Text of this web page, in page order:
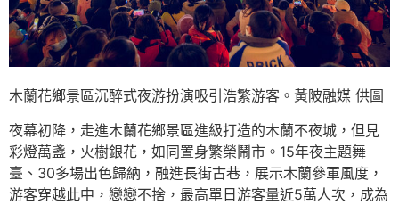
木蘭花鄉景區沉醉式夜游扮演吸引浩繁游客。黃陂融媒 供圖
夜幕初降，走進木蘭花鄉景區進級打造的木蘭不夜城，但見
彩燈萬盞，火樹銀花，如同置身繁榮鬧市。15年夜主題舞
臺、30多場出色歸納，融進長街古巷，展示木蘭參軍風度，
游客穿越此中，戀戀不捨，最高單日游客量近5萬人次，成為